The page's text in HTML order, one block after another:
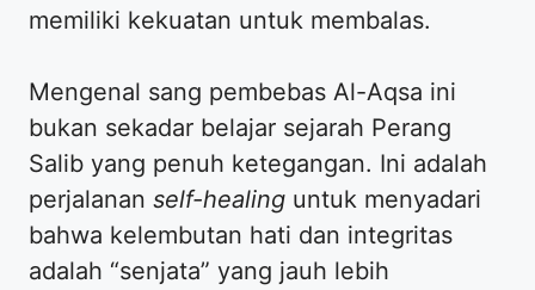
memiliki kekuatan untuk membalas.
​Mengenal sang pembebas Al-Aqsa ini
bukan sekadar belajar sejarah Perang
Salib yang penuh ketegangan. Ini adalah
perjalanan self-healing untuk menyadari
bahwa kelembutan hati dan integritas
adalah “senjata” yang jauh lebih